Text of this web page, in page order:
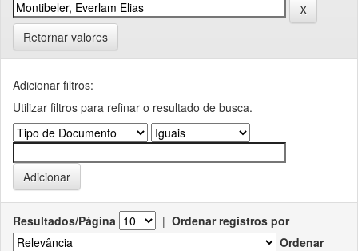
Retornar valores
Adicionar filtros:
Utilizar filtros para refinar o resultado de busca.
Resultados/Página | Ordenar registros por
Ordenar